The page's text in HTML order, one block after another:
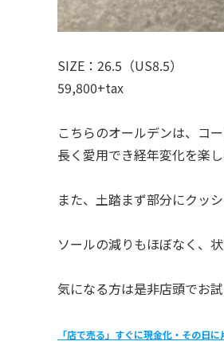
SIZE：26.5（US8.5）
59,800+tax
こちらのオールデンは、コ
長く愛用でき経年変化を楽し
また、土踏まず部分にクッ
ソールの減りもほぼなく、
気になる方は是非店頭でお試
「店で売る」すぐに現金化・その日